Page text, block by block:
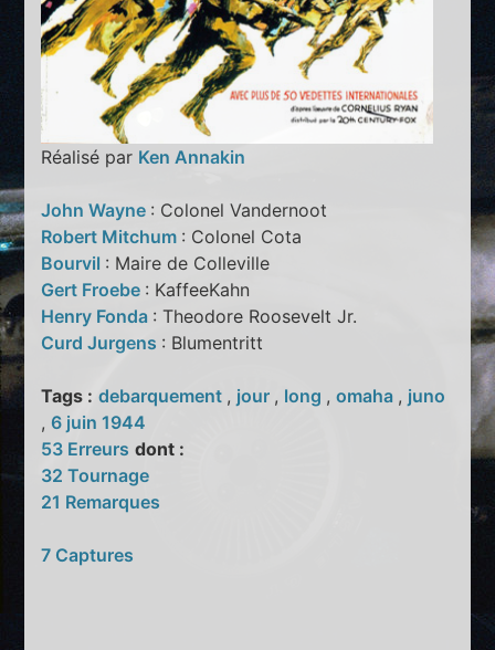
Réalisé par Ken Annakin
John Wayne : Colonel Vandernoot
Robert Mitchum : Colonel Cota
Bourvil : Maire de Colleville
Gert Froebe : KaffeeKahn
Henry Fonda : Theodore Roosevelt Jr.
Curd Jurgens : Blumentritt
Tags : debarquement , jour , long ,omaha , juno
,6 juin 1944
53 Erreurs dont :
32 Tournage
21 Remarques
7 Captures